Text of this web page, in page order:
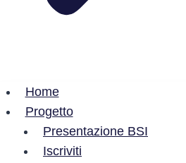
Home
Progetto
Presentazione BSI
Iscriviti